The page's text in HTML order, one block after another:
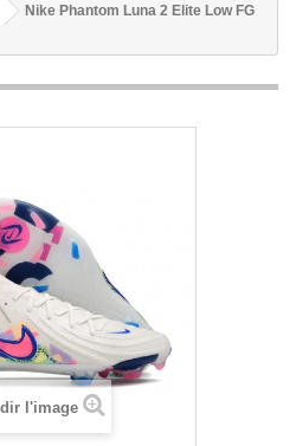
Nike Phantom Luna 2 Elite Low FG
l'image